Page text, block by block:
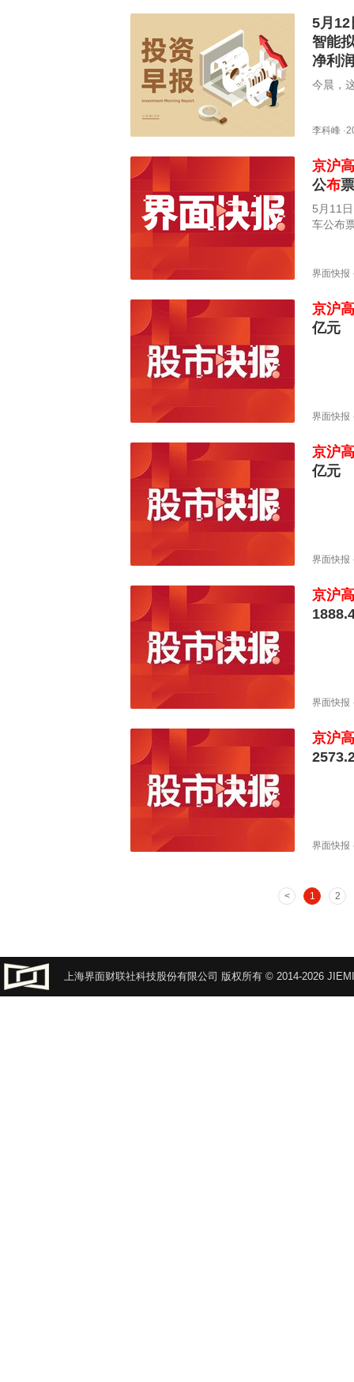
5月12
智能
净利
今晨，
李科峰 ·
京沪
公布票
5月11
车公布
定性，
界面快报
京沪
亿元
界面快报
京沪
亿元
界面快报
京沪
界面快报
京沪
界面快报
1 2
上海界面财联社科技股份有限公司 版权所有 © 2014-2026